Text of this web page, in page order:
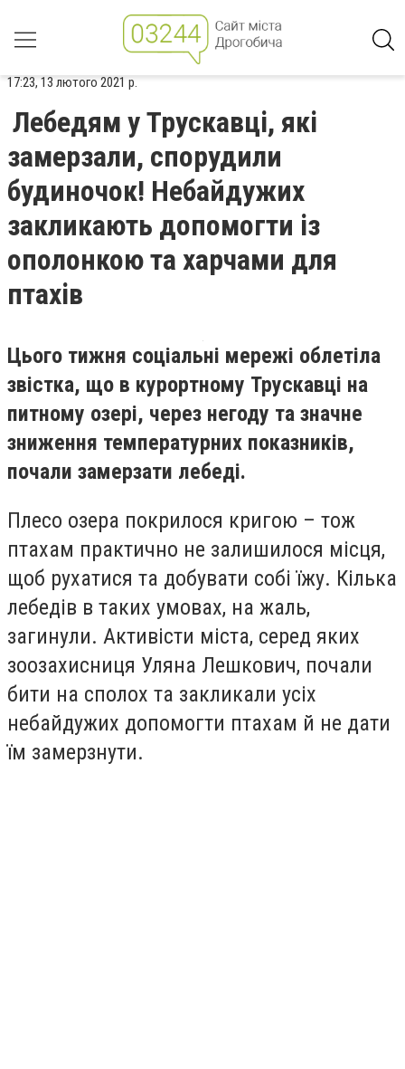
17:23, 13 лютого 2021 р.
Лебедям у Трускавці, які
замерзали, спорудили
будиночок! Небайдужих
закликають допомогти із
ополонкою та харчами для
птахів
Цього тижня соціальні мережі облетіла
звістка, що в курортному Трускавці на
питному озері, через негоду та значне
зниження температурних показників,
почали замерзати лебеді.
Плесо озера покрилося кригою – тож
птахам практично не залишилося місця,
щоб рухатися та добувати собі їжу. Кілька
лебедів в таких умовах, на жаль,
загинули. Активісти міста, серед яких
зоозахисниця Уляна Лешкович, почали
бити на сполох та закликали усіх
небайдужих допомогти птахам й не дати
їм замерзнути.